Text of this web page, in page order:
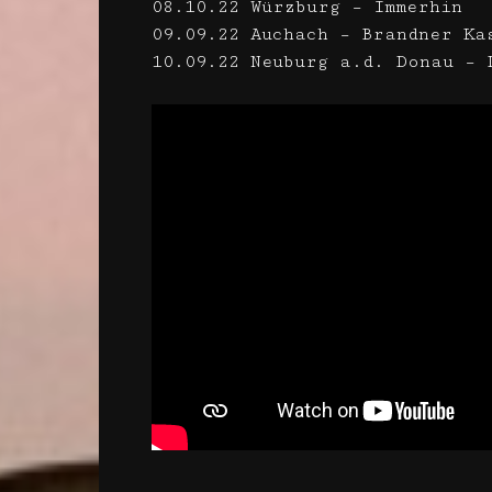
08.10.22 Würzburg – Immerhin
09.09.22 Auchach – Brandner
10.09.22 Neuburg a.d. Donau –